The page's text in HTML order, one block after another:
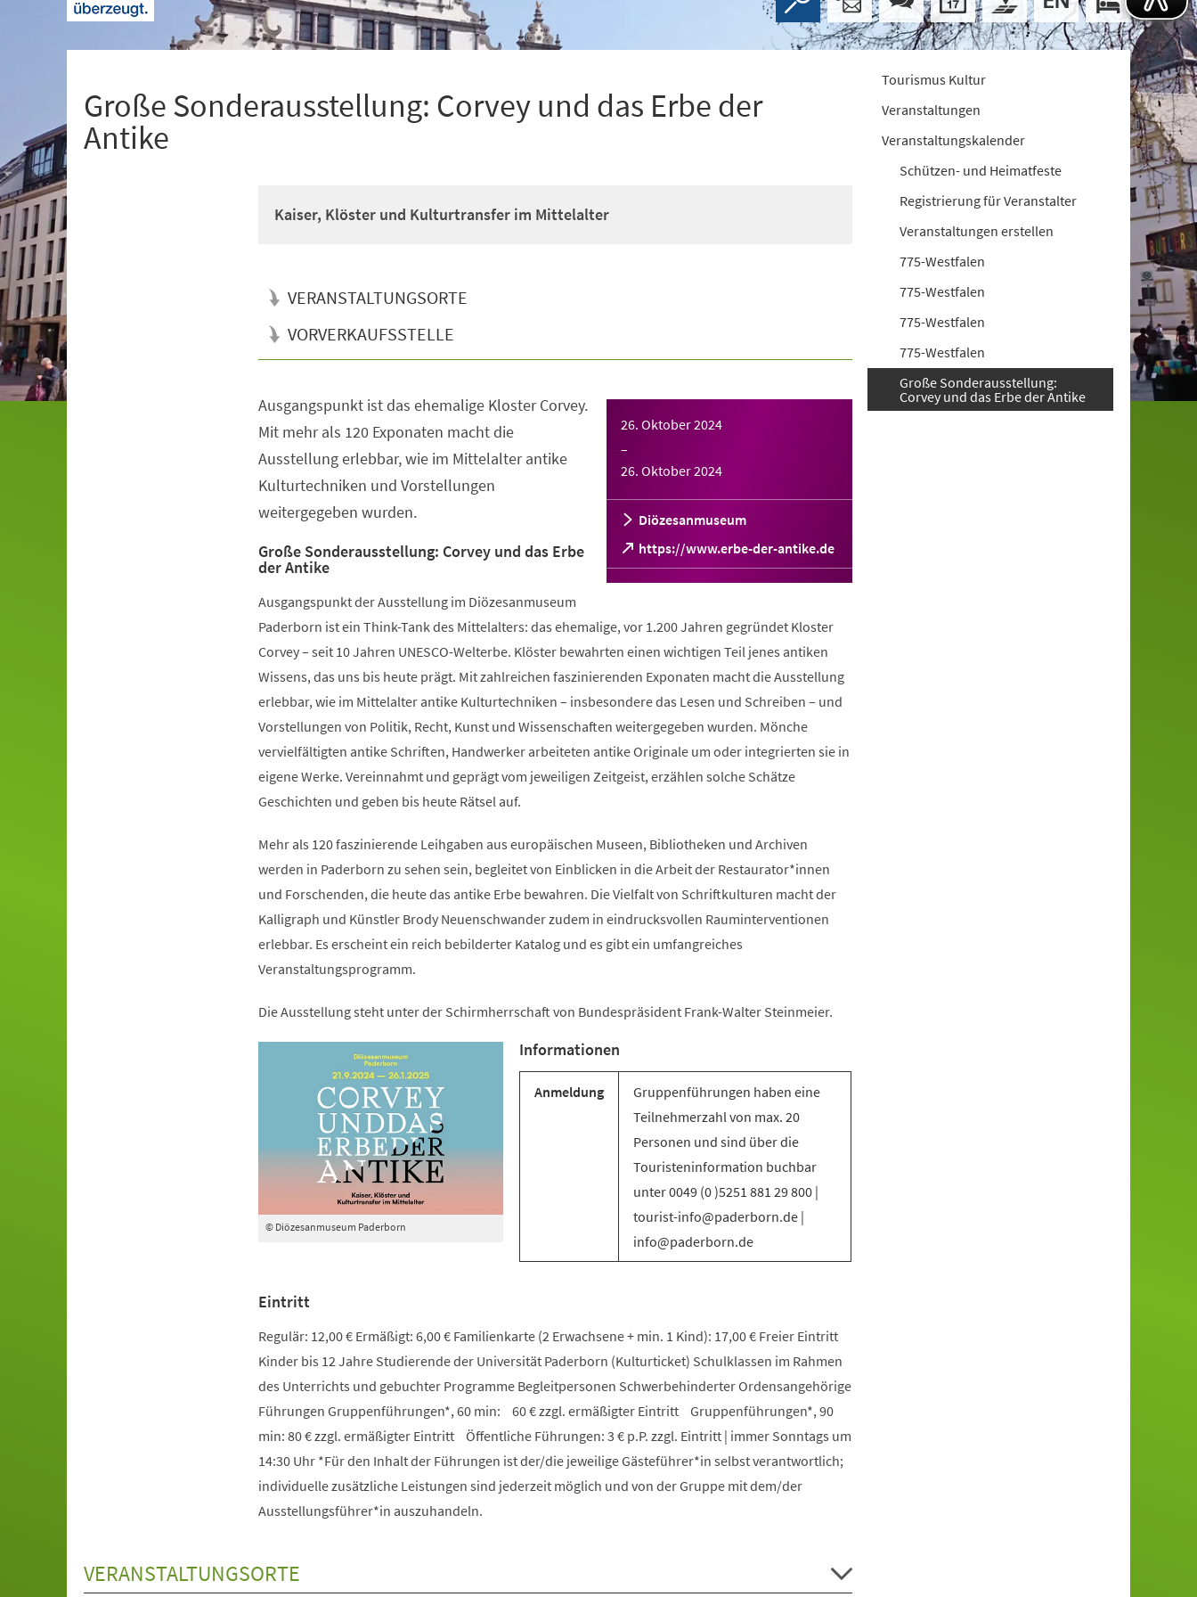
Große Sonderausstellung: Corvey und das Erbe der
Antike
Kaiser, Klöster und Kulturtransfer im Mittelalter
VERANSTALTUNGSORTE
VORVERKAUFSSTELLE
26. Oktober 2024
–
26. Oktober 2024
Diözesanmuseum
https://www.erbe-der-antike.de
(Öffnet
in
einem
Tab)
Ausgangspunkt ist das ehemalige Kloster Corvey.
Mit mehr als 120 Exponaten macht die
Ausstellung erlebbar, wie im Mittelalter antike
Kulturtechniken und Vorstellungen
weitergegeben wurden.
Große Sonderausstellung: Corvey und das Erbe
der Antike
Ausgangspunkt der Ausstellung im Diözesanmuseum
Paderborn ist ein Think-Tank des Mittelalters: das ehemalige, vor 1.200 Jahren gegründet Kloster
Corvey – seit 10 Jahren UNESCO-Welterbe. Klöster bewahrten einen wichtigen Teil jenes antiken
Wissens, das uns bis heute prägt. Mit zahlreichen faszinierenden Exponaten macht die Ausstellung
erlebbar, wie im Mittelalter antike Kulturtechniken – insbesondere das Lesen und Schreiben – und
Vorstellungen von Politik, Recht, Kunst und Wissenschaften weitergegeben wurden. Mönche
vervielfältigten antike Schriften, Handwerker arbeiteten antike Originale um oder integrierten sie in
eigene Werke. Vereinnahmt und geprägt vom jeweiligen Zeitgeist, erzählen solche Schätze
Geschichten und geben bis heute Rätsel auf.
Mehr als 120 faszinierende Leihgaben aus europäischen Museen, Bibliotheken und Archiven
werden in Paderborn zu sehen sein, begleitet von Einblicken in die Arbeit der Restaurator*innen
und Forschenden, die heute das antike Erbe bewahren. Die Vielfalt von Schriftkulturen macht der
Kalligraph und Künstler Brody Neuenschwander zudem in eindrucksvollen Rauminterventionen
erlebbar. Es erscheint ein reich bebilderter Katalog und es gibt ein umfangreiches
Veranstaltungsprogramm.
Die Ausstellung steht unter der Schirmherrschaft von Bundespräsident Frank-Walter Steinmeier.
© Diözesanmuseum Paderborn
Informationen
Anmeldung
Gruppenführungen haben eine
Teilnehmerzahl von max. 20
Personen und sind über die
Touristeninformation buchbar
unter 0049 (0 )5251 881 29 800 |
tourist-info@paderborn.de |
info@paderborn.de
Eintritt
Regulär: 12,00 € Ermäßigt: 6,00 € Familienkarte (2 Erwachsene + min. 1 Kind): 17,00 € Freier Eintritt
Kinder bis 12 Jahre Studierende der Universität Paderborn (Kulturticket) Schulklassen im Rahmen
des Unterrichts und gebuchter Programme Begleitpersonen Schwerbehinderter Ordensangehörige
Führungen Gruppenführungen*, 60 min: 60 € zzgl. ermäßigter Eintritt Gruppenführungen*, 90
min: 80 € zzgl. ermäßigter Eintritt Öffentliche Führungen: 3 € p.P. zzgl. Eintritt | immer Sonntags um
14:30 Uhr *Für den Inhalt der Führungen ist der/die jeweilige Gästeführer*in selbst verantwortlich;
individuelle zusätzliche Leistungen sind jederzeit möglich und von der Gruppe mit dem/der
Ausstellungsführer*in auszuhandeln.
VERANSTALTUNGSORTE
Tourismus Kultur
Veranstaltungen
Veranstaltungskalender
Schützen- und Heimatfeste
Registrierung für Veranstalter
Veranstaltungen erstellen
775-Westfalen
775-Westfalen
775-Westfalen
775-Westfalen
Große Sonderausstellung:
Corvey und das Erbe der Antike